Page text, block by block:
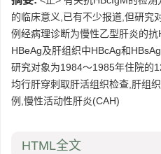
的临床意义,已有不少报道,但研究
例经病理诊断为慢性乙型肝炎的抗
HBeAg及肝组织中HBcAg和
研究对象为1984～1985年住院的
均行肝穿刺取肝活组织检查,肝组
例,慢性活动性肝炎(CAH)
HTML全文